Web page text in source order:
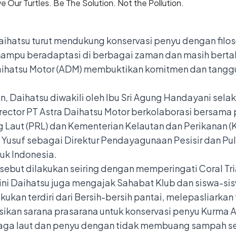
turut mendukung konservasi penyu dengan
beradaptasi di berbagai zaman dan masih
Motor (ADM) membuktikan komitmen dan
Daihatsu diwakili oleh Ibu Sri Agung Handayani
PT Astra Daihatsu Motor berkolaborasi
Laut (PRL) dan Kementerian Kelautan dan Perikanan
sebagai Direktur Pendayagunaan Pesisir dan
Indonesia.
dilakukan seiring dengan memperingati Coral
Daihatsu juga mengajak Sahabat Klub dan siswa-
terdiri dari Bersih-bersih pantai, melepasliarkan
sarana prasarana untuk konservasi penyu Kurma
laut dan penyu dengan tidak membuang sampah